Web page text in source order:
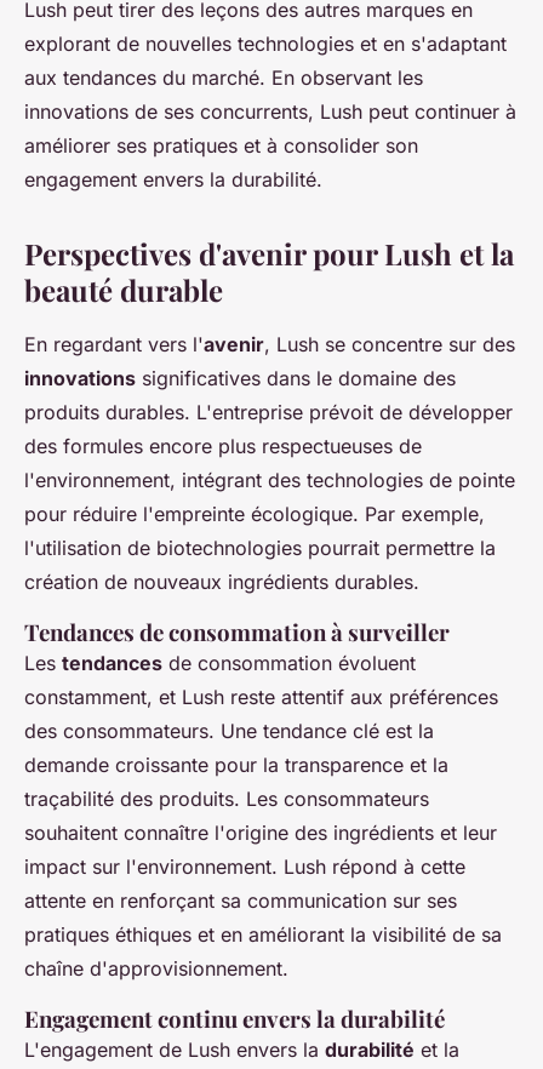
Lush peut tirer des leçons des autres marques en
explorant de nouvelles technologies et en s'adaptant
aux tendances du marché. En observant les
innovations de ses concurrents, Lush peut continuer à
améliorer ses pratiques et à consolider son
engagement envers la durabilité.
Perspectives d'avenir pour Lush et la
beauté durable
En regardant vers l'avenir, Lush se concentre sur des
innovations significatives dans le domaine des
produits durables. L'entreprise prévoit de développer
des formules encore plus respectueuses de
l'environnement, intégrant des technologies de pointe
pour réduire l'empreinte écologique. Par exemple,
l'utilisation de biotechnologies pourrait permettre la
création de nouveaux ingrédients durables.
Tendances de consommation à surveiller
Les tendances de consommation évoluent
constamment, et Lush reste attentif aux préférences
des consommateurs. Une tendance clé est la
demande croissante pour la transparence et la
traçabilité des produits. Les consommateurs
souhaitent connaître l'origine des ingrédients et leur
impact sur l'environnement. Lush répond à cette
attente en renforçant sa communication sur ses
pratiques éthiques et en améliorant la visibilité de sa
chaîne d'approvisionnement.
Engagement continu envers la durabilité
L'engagement de Lush envers la durabilité et la